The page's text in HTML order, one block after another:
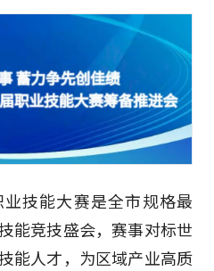
技能大赛是全市规格最
能竞技盛会，赛事对标世
能人才，为区域产业高质